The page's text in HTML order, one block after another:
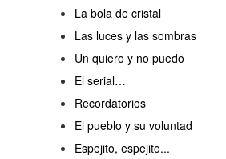
La bola de cristal
Las luces y las sombras
Un quiero y no puedo
El serial…
Recordatorios
El pueblo y su voluntad
Espejito, espejito...